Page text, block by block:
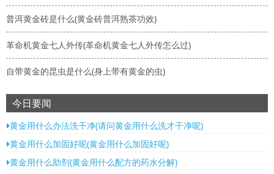
普洱黄金砖是什么(黄金砖普洱熟茶功效)
革命机黄金七人外传(革命机黄金七人外传怎么过)
自带黄金的昆虫是什么(身上带有黄金的虫)
今日要闻
黄金用什么办法洗干净(请问黄金用什么洗才干净呢)
黄金用什么加固好呢(黄金用什么加固好呢)
黄金用什么助剂(黄金用什么配方的药水分解)